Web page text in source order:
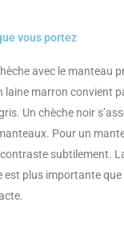
vous portez
avec le manteau
laine marron convient
Un chèche noir
Pour un
subtilement.
est plus importante que